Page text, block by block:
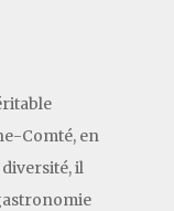
Comté, en
diversité, il